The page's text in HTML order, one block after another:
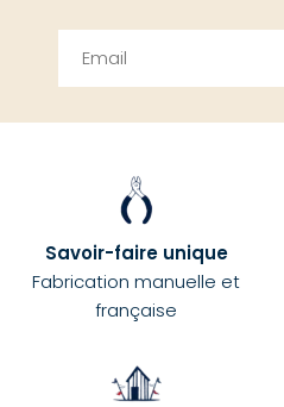
Savoir-faire unique
Fabrication manuelle et
française